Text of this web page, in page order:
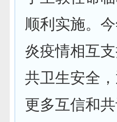
顺利实施。
炎疫情相互
共卫生安全
更多互信和